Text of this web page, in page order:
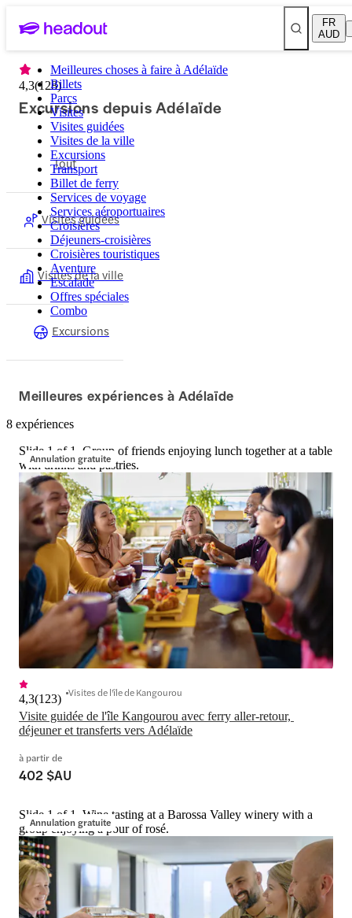
FR
AUD
Meilleures choses à faire à Adélaïde
Billets
Parcs
Visites
Visites guidées
Visites de la ville
Excursions
Transport
Billet de ferry
Services de voyage
Services aéroportuaires
Croisières
Déjeuners-croisières
Croisières touristiques
Aventure
Escalade
Offres spéciales
Combo
4,3(128)
Excursions depuis Adélaïde
Tout
Visites guidées
Visites de la ville
Excursions
Meilleures expériences à Adélaïde
8 expériences
Annulation gratuite
Slide 1 of 1, Group of friends enjoying lunch together at a table
with drinks and pastries.
Visite guidée de l'île Kangourou avec ferry aller-retour,
déjeuner et transferts vers Adélaïde
4,3(123) Visites de l'île de Kangourou
à partir de
402 $AU
Annulation gratuite
Slide 1 of 1, Wine tasting at a Barossa Valley winery with a
group enjoying a pour of rosé.